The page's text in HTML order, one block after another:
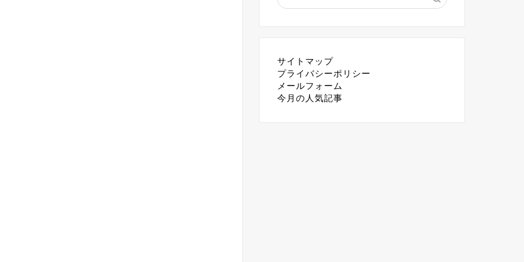
サイトマップ
プライバシーポリシー
メールフォーム
今月の人気記事